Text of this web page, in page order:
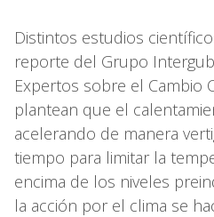
Distintos estudios
reporte del Grupo
Expertos sobre el Cambio
plantean que el
acelerando de manera
tiempo para limitar la
encima de los niveles
la acción por el clima se